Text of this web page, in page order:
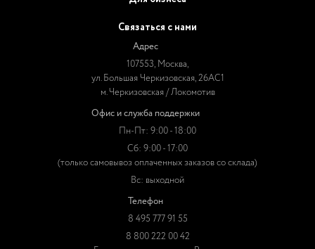
Связаться с нами
Адрес
107553, Москва,
ул. Большая Черкизовская, 26АС1
м. Черкизовская / Локомотив
Офис и служба поддержки
Пн-Пт: 9:00 - 18:00
Сб: 9:00 - 17:00
(только самовывоз оплаченных заказов со склада)
Вс: выходной
Телефон
8 495 777 91 55
8 800 222 00 42